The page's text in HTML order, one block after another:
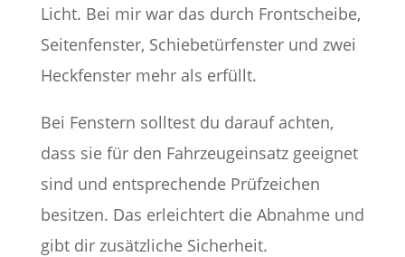
Licht. Bei mir war das durch Frontscheibe,
Seitenfenster, Schiebetürfenster und zwei
Heckfenster mehr als erfüllt.
Bei Fenstern solltest du darauf achten,
dass sie für den Fahrzeugeinsatz geeignet
sind und entsprechende Prüfzeichen
besitzen. Das erleichtert die Abnahme und
gibt dir zusätzliche Sicherheit.